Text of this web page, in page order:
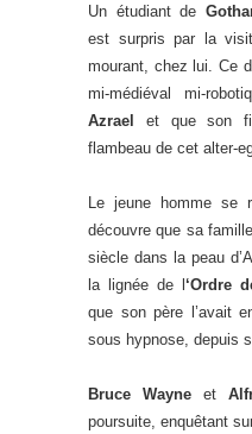
Un étudiant de
est surpris par la
mourant, chez lui. Ce
mi-médiéval mi-
Azrael
et que son
flambeau de cet alter-
Le jeune homme se
découvre que sa
siècle dans la peau
la lignée de l ‘Ordre
que son père l’avait
sous hypnose, depuis
Bruce Wayneet
poursuite, enquêtant